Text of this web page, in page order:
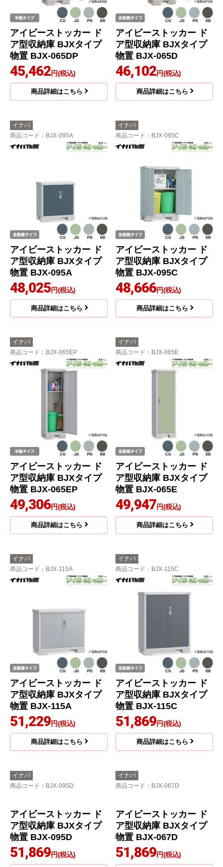
アイビーストッカー ド
ア型収納庫 BJXタイプ
物置 BJX-065DP
45,462円(税込)
商品詳細はこちら
アイビーストッカー ド
ア型収納庫 BJXタイプ
物置 BJX-065D
46,102円(税込)
商品詳細はこちら
イナバ
商品コード ：BJX-095A
アイビーストッカー ド
ア型収納庫 BJXタイプ
物置 BJX-095A
48,025円(税込)
商品詳細はこちら
イナバ
商品コード ：BJX-095C
アイビーストッカー ド
ア型収納庫 BJXタイプ
物置 BJX-095C
48,666円(税込)
商品詳細はこちら
イナバ
商品コード ：BJX-065EP
アイビーストッカー ド
ア型収納庫 BJXタイプ
物置 BJX-065EP
49,306円(税込)
商品詳細はこちら
イナバ
商品コード ：BJX-065E
アイビーストッカー ド
ア型収納庫 BJXタイプ
物置 BJX-065E
49,947円(税込)
商品詳細はこちら
イナバ
商品コード ：BJX-115A
アイビーストッカー ド
ア型収納庫 BJXタイプ
物置 BJX-115A
51,229円(税込)
商品詳細はこちら
イナバ
商品コード ：BJX-115C
アイビーストッカー ド
ア型収納庫 BJXタイプ
物置 BJX-115C
51,869円(税込)
商品詳細はこちら
イナバ
商品コード ：BJX-095D
イナバ
商品コード ：BJX-067D